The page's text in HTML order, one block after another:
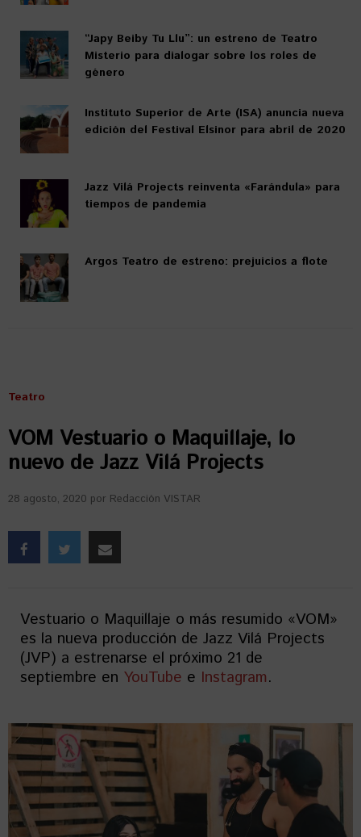
“Japy Beiby Tu Llu”: un estreno de Teatro
Misterio para dialogar sobre los roles de
género
Instituto Superior de Arte (ISA) anuncia nueva
edición del Festival Elsinor para abril de 2020
Jazz Vilá Projects reinventa «Farándula» para
tiempos de pandemia
Argos Teatro de estreno: prejuicios a flote
Teatro
VOM Vestuario o Maquillaje, lo
nuevo de Jazz Vilá Projects
28 agosto, 2020 por Redacción VISTAR
Vestuario o Maquillaje o más resumido «VOM»
es la nueva producción de Jazz Vilá Projects
(JVP) a estrenarse el próximo 21 de
septiembre en YouTube e Instagram.